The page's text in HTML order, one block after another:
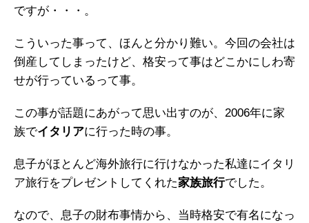
ですが・・・。
こういった事って、ほんと分かり難い。今回の会社は
倒産してしまったけど、格安って事はどこかにしわ寄
せが行っているって事。
この事が話題にあがって思い出すのが、2006年に家
族でイタリアに行った時の事。
息子がほとんど海外旅行に行けなかった私達にイタリ
ア旅行をプレゼントしてくれた家族旅行でした。
なので、息子の財布事情から、当時格安で有名になっ